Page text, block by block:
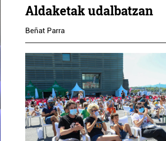
Aldaketak udalbatzan
Beñat Parra